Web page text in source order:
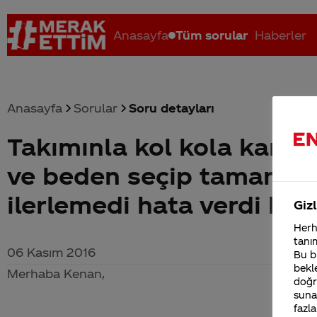
Anasayfa Tüm sorular Haberler
Coca-Cola nerenin malı? Coca cola İsrail malı mı Yani ...
Anasayfa Sorular Soru detayları
Takımınla kol kola
ve beden seçip tamama
ilerlemedi hata verdi be
06 Kasım 2016
Merhaba Kenan,
Bu